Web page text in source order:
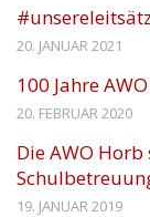
20. JANUAR 2021
100 Jahre AWO
20. FEBRUAR 2020
Die AWO
19. JANUAR 2019